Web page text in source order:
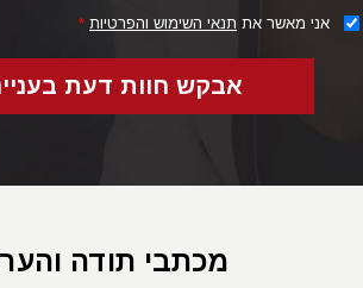
אני מאשר את תנאי השימוש והפרטיות *
אבקש חוות דעת
מכתבי תודה